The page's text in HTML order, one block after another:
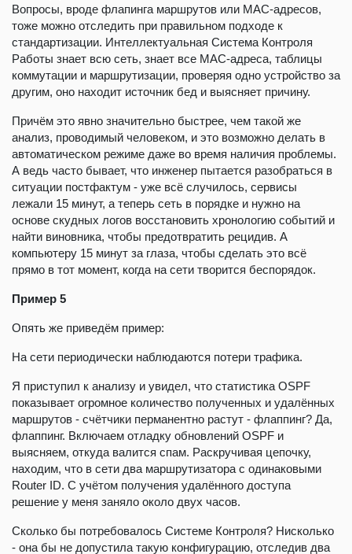
Вопросы, вроде флапинга маршрутов или MAC-адресов,
тоже можно отследить при правильном подходе к
стандартизации. Интеллектуальная Система Контроля
Работы знает всю сеть, знает все MAC-адреса, таблицы
коммутации и маршрутизации, проверяя одно устройство за
другим, оно находит источник бед и выясняет причину.
Причём это явно значительно быстрее, чем такой же
анализ, проводимый человеком, и это возможно делать в
автоматическом режиме даже во время наличия проблемы.
А ведь часто бывает, что инженер пытается разобраться в
ситуации постфактум - уже всё случилось, сервисы
лежали 15 минут, а теперь сеть в порядке и нужно на
основе скудных логов восстановить хронологию событий и
найти виновника, чтобы предотвратить рецидив. А
компьютеру 15 минут за глаза, чтобы сделать это всё
прямо в тот момент, когда на сети творится беспорядок.
Пример 5
Опять же приведём пример:
На сети периодически наблюдаются потери трафика.
Я приступил к анализу и увидел, что статистика OSPF
показывает огромное количество полученных и удалённых
маршрутов - счётчики перманентно растут - флаппинг? Да,
флаппинг. Включаем отладку обновлений OSPF и
выясняем, откуда валится спам. Раскручивая цепочку,
находим, что в сети два маршрутизатора с одинаковыми
Router ID. С учётом получения удалённого доступа
решение у меня заняло около двух часов.
Сколько бы потребовалось Системе Контроля? Нисколько
- она бы не допустила такую конфигурацию, отследив два